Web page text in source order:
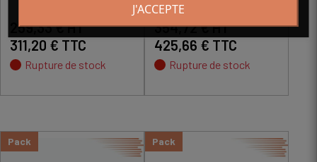
259,33 € HT
311,20 € TTC
Rupture de stock
354,72 € HT
425,66 € TTC
Rupture de stock
Pack Pack
J'ACCEPTE